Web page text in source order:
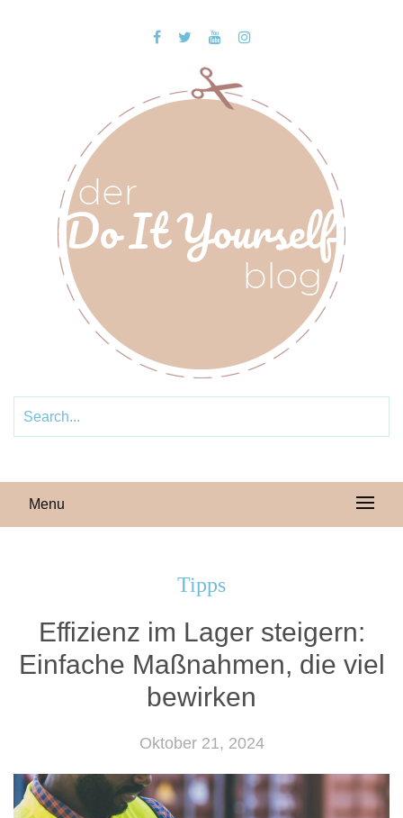
Menu
Tipps
Effizienz im Lager steigern:
Einfache Maßnahmen, die viel
bewirken
Oktober 21, 2024